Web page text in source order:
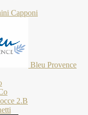
Capponi
Bleu Provence
2.B